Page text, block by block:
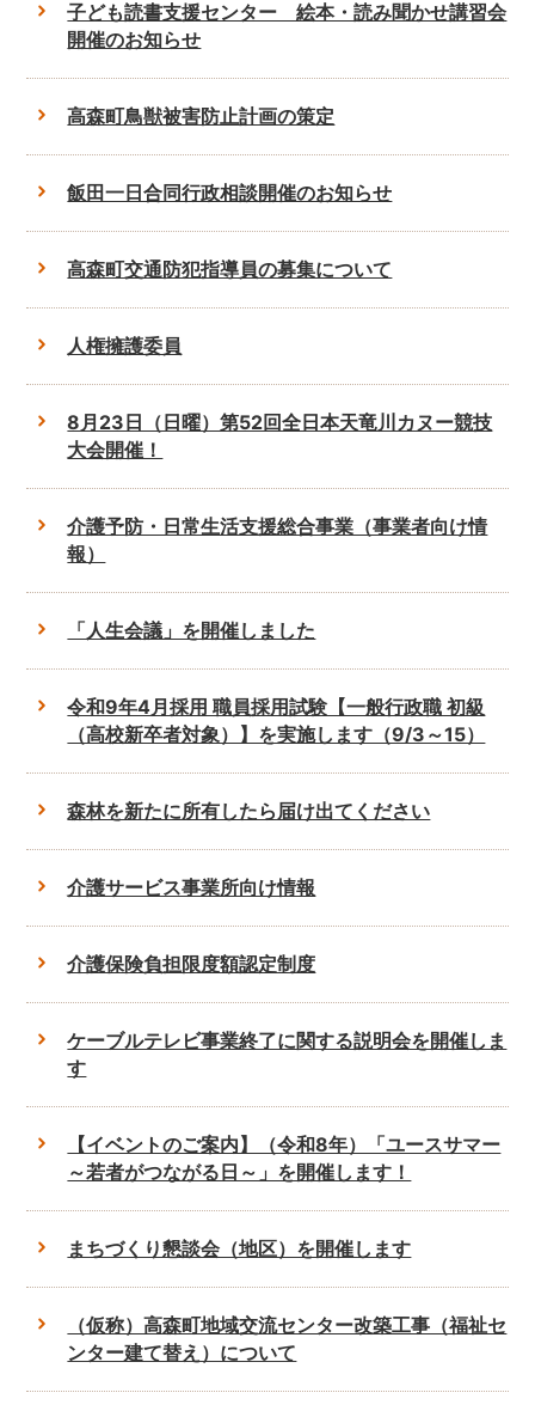
子ども読書支援センター 絵本・読み聞かせ講習会
開催のお知らせ
高森町鳥獣被害防止計画の策定
飯田一日合同行政相談開催のお知らせ
高森町交通防犯指導員の募集について
人権擁護委員
8月23日（日曜）第52回全日本天竜川カヌー競技
大会開催！
介護予防・日常生活支援総合事業（事業者向け情
報）
「人生会議」を開催しました
令和9年4月採用 職員採用試験【一般行政職 初級
（高校新卒者対象）】を実施します（9/3～15）
森林を新たに所有したら届け出てください
介護サービス事業所向け情報
介護保険負担限度額認定制度
ケーブルテレビ事業終了に関する説明会を開催しま
す
【イベントのご案内】（令和8年）「ユースサマー
～若者がつながる日～」を開催します！
まちづくり懇談会（地区）を開催します
（仮称）高森町地域交流センター改築工事（福祉セ
ンター建て替え）について